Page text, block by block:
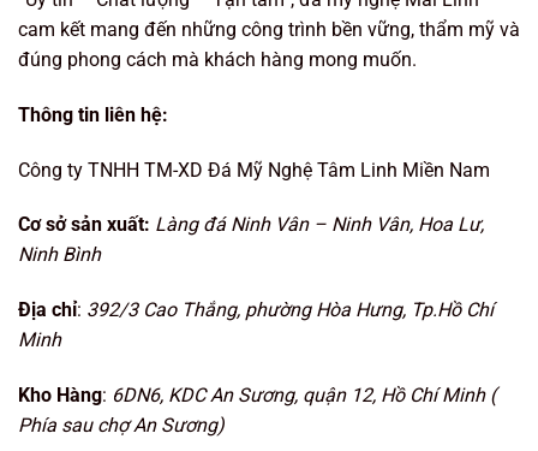
cam kết mang đến những công trình bền vững, thẩm mỹ và
đúng phong cách mà khách hàng mong muốn.
Thông tin liên hệ:
Công ty TNHH TM-XD Đá Mỹ Nghệ Tâm Linh Miền Nam
Cơ sở sản xuất: Làng đá Ninh Vân – Ninh Vân, Hoa Lư,
Ninh Bình
Địa chỉ: 392/3 Cao Thắng, phường Hòa Hưng, Tp.Hồ Chí
Minh
Kho Hàng: 6DN6, KDC An Sương, quận 12, Hồ Chí Minh (
Phía sau chợ An Sương)